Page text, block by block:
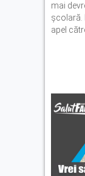
mai
școlară.
apel